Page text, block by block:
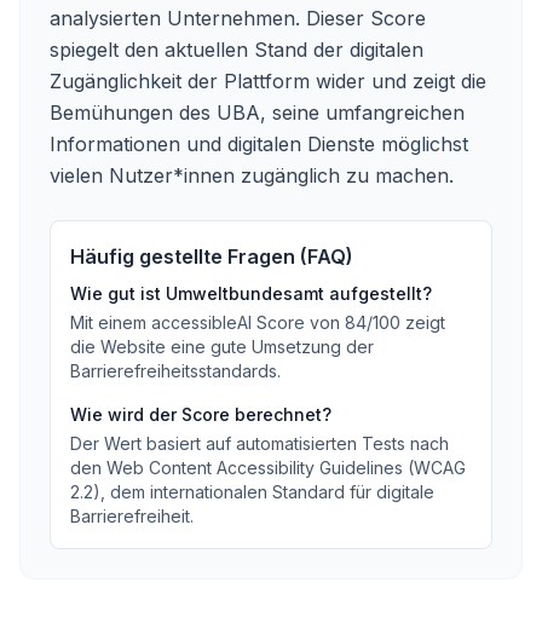
analysierten Unternehmen. Dieser Score
spiegelt den aktuellen Stand der digitalen
Zugänglichkeit der Plattform wider und zeigt die
Bemühungen des UBA, seine umfangreichen
Informationen und digitalen Dienste möglichst
vielen Nutzer*innen zugänglich zu machen.
Häufig gestellte Fragen (FAQ)
Wie gut ist Umweltbundesamt aufgestellt?
Mit einem accessibleAI Score von 84/100 zeigt
die Website eine gute Umsetzung der
Barrierefreiheitsstandards.
Wie wird der Score berechnet?
Der Wert basiert auf automatisierten Tests nach
den Web Content Accessibility Guidelines (WCAG
2.2), dem internationalen Standard für digitale
Barrierefreiheit.